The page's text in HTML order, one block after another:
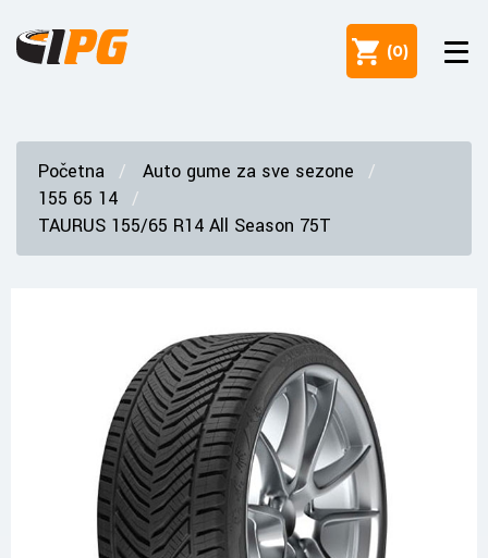
(0)
Početna
Auto gume za sve sezone
155 65 14
TAURUS 155/65 R14 All Season 75T